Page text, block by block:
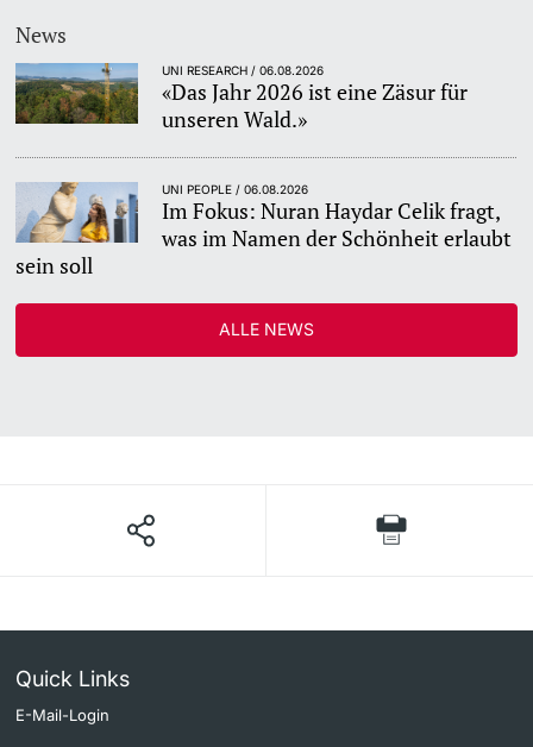
News
UNI RESEARCH / 06.08.2026
«Das Jahr 2026 ist eine Zäsur für
unseren Wald.»
UNI PEOPLE / 06.08.2026
Im Fokus: Nuran Haydar Celik fragt,
was im Namen der Schönheit erlaubt
sein soll
ALLE NEWS
Quick Links
E-Mail-Login